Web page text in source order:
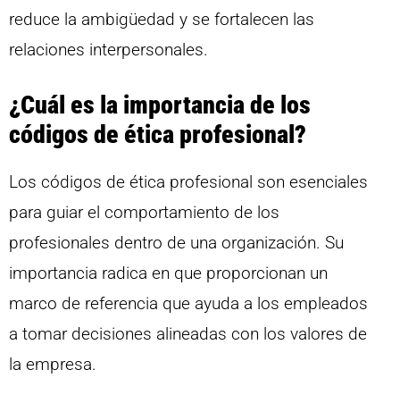
reduce la ambigüedad y se fortalecen las
relaciones interpersonales.
¿Cuál es la importancia de los
códigos de ética profesional?
Los códigos de ética profesional son esenciales
para guiar el comportamiento de los
profesionales dentro de una organización. Su
importancia radica en que proporcionan un
marco de referencia que ayuda a los empleados
a tomar decisiones alineadas con los valores de
la empresa.